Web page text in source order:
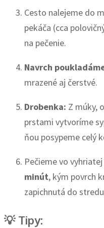
Cesto nalejeme do
pekáča (cca
na pečenie.
Navrch
mrazené aj čerstvé.
Drobenka: Z múky,
prstami vytvoríme
ňou posypeme celý
Pečieme vo
minút, kým povrch
zapichnutá do
💡 Tipy: